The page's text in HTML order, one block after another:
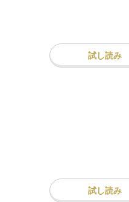
試し読み
試し読み